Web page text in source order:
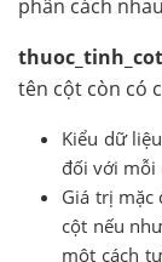
phân cách
thuoc_tinh_cot
tên cột còn có
Kiểu dữ
đối với mỗi
Giá trị mặc
cột nếu
một cách